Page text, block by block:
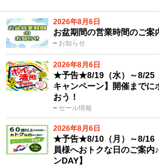
2026年8月6日
お知らせ
お盆期間の営業時間のご案
2026年8月6日
セール情報
★予告★8/19（水）～8/25
キャンペーン】開催までに
おう！
2026年8月6日
★予告★8/10（月）～8/16
員様へおトクな日のご案内
ンDAY】